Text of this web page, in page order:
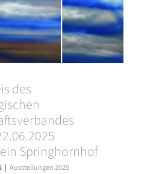
des
Springhornhof
| Ausstellungen 2025